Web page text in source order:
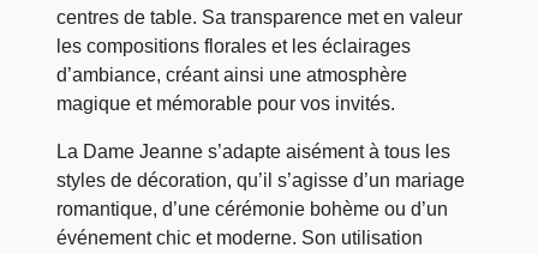
centres de table. Sa transparence met en valeur
les compositions florales et les éclairages
d’ambiance, créant ainsi une atmosphère
magique et mémorable pour vos invités.
La Dame Jeanne s’adapte aisément à tous les
styles de décoration, qu’il s’agisse d’un mariage
romantique, d’une cérémonie bohème ou d’un
événement chic et moderne. Son utilisation